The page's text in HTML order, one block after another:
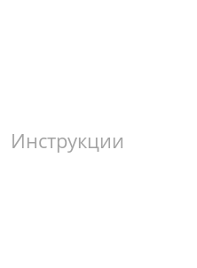
Инструкции